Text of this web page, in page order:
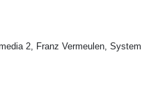
2, Franz Vermeulen, System